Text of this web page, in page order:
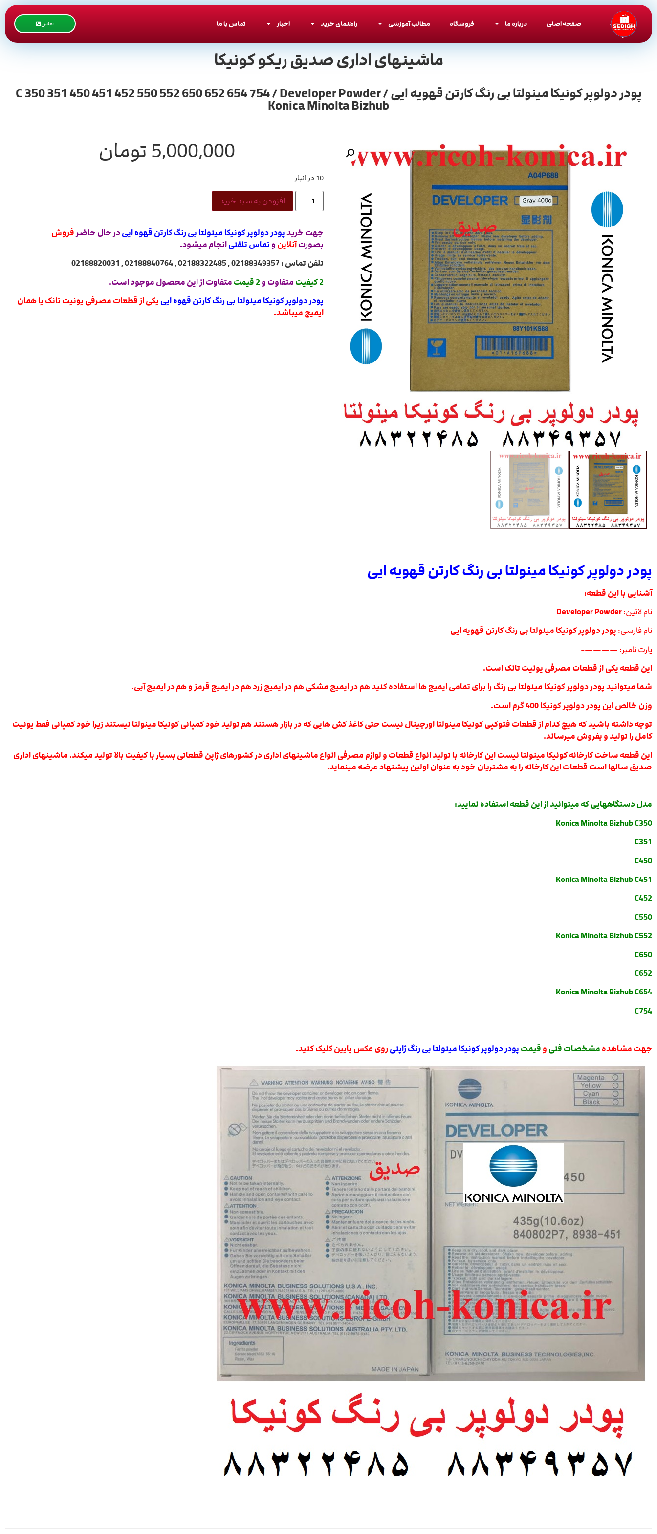
صفحه اصلی درباره ما فروشگاه مطالب آموزشی راهنمای خرید اخبار تماس با ما تماس
ماشینهای اداری صدیق ریکو کونیکا
پودر دولوپر کونیکا مینولتا بی رنگ کارتن قهویه ایی / C 350 351 450 451 452 550 552 650 652 654 754 / Developer Powder
Konica Minolta Bizhub
5,000,000 تومان
10 در انبار
افزودن به سبد خرید
جهت خریدپودر دولوپر کونیکا مینولتا بی رنگ کارتن قهوه اییدر حال حاضر فروش
بصورتآنلاین و تماس تلفنیانجام میشود.
تلفن تماس : 02188349357 , 02188322485 , 02188840764 , 02188820031
2 کیفیت
متفاوت و 2 قیمت
متفاوت از این محصول موجود است.
پودر دولوپر کونیکا مینولتا بی رنگ کارتن قهوه ایی یکی از قطعات مصرفی یونیت تانک یا همان
ایمیج میباشد.
پودر دولوپر کونیکا مینولتا بی رنگ کارتن قهویه ایی
آشنایی با این قطعه:
نام لاتین:
نام فارسی: پودر دولوپر کونیکا مینولتا بی رنگ کارتن قهویه ایی
پارت نامبر: ————-
این قطعه یکی از قطعات مصرفی یونیت تانک است.
شما میتوانید پودر دولوپر کونیکا مینولتا بی رنگ را برای تمامی ایمیج ها استفاده کنید هم در ایمیج مشکی هم در ایمیج زرد هم در ایمیج قرمز و هم در ایمیج آبی.
وزن خالص این پودر دولوپر کونیکا 400 گرم است.
توجه داشته باشید که هیچ کدام از قطعات فتوکپی کونیکا مینولتا اورجینال نیست حتی کاغذ کش هایی که در بازار هستند هم تولید خود کمپانی کونیکا مینولتا نیستند زیرا خود کمپانی فقط یونیت
کامل را تولید و بفروش میرساند.
این قطعه ساخت کارخانه کونیکا مینولتا نیست این کارخانه با تولید انواع قطعات و لوازم مصرفی انواع ماشینهای اداری در کشورهای ژاپن قطعاتی بسیار با کیفیت بالا تولید میکند. ماشینهای اداری
صدیق سالها است قطعات این کارخانه را به مشتریان خود به عنوان اولین پیشنهاد عرضه مینماید.
مدل دستگاههایی که میتوانید از این قطعه استفاده نمایید:
Konica Minolta Bizhub C350
C351
C450
Konica Minolta Bizhub C451
C452
C550
Konica Minolta Bizhub C552
C650
C652
Konica Minolta Bizhub C654
C754
جهت مشاهده مشخصات فنی و قیمت پودر دولوپر کونیکا مینولتا بی رنگ ژاپنی روی عکس پایین کلیک کنید.